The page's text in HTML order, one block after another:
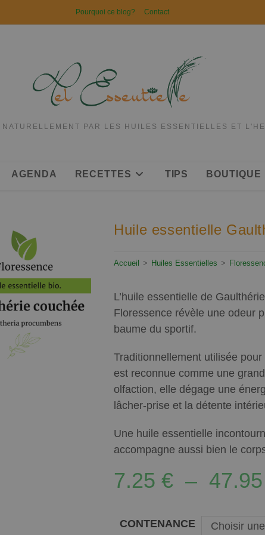
Pourquoi ce blog? Contact
PAR LES HUILES ESSENTIELLES ET
AGENDA RECETTES TIPS BOUTIQUE
Huile essentielle
Accueil > Huiles Essentielles >
L’huile essentielle de
Floressence révèle une odeur
baume du sportif.
Traditionnellement utilisée
est reconnue comme une
olfaction, elle dégage une
lâcher-prise et la détente
Une huile essentielle
accompagne aussi bien le
7.25€ –
CONTENANCE Choisir